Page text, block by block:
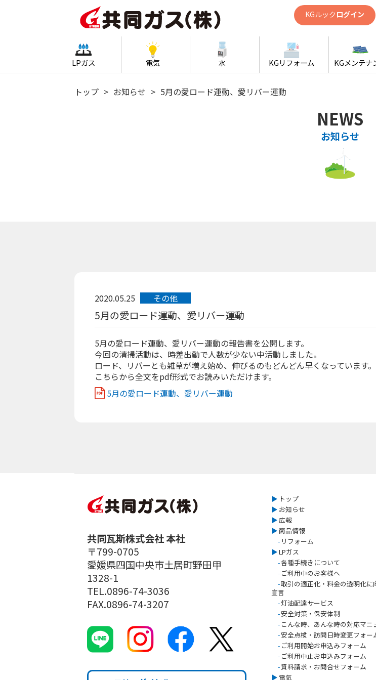
KGルック ログイン
LPガス 電気 水 KGリフォーム KGメンテナ
トップ お知らせ 5月の愛ロード運動、愛リバー運動
NEWS
お知らせ
2020.05.25 その他
5月の愛ロード運動、愛リバー運動
5月の愛ロード運動、愛リバー運動の報告書を公開します。
今回の清掃活動は、時差出勤で人数が少ない中活動しました。
ロード、リバーとも雑草が増え始め、伸びるのもどんどん早くなっています。
こちらから全文をpdf形式でお読みいただけます。
5月の愛ロード運動、愛リバー運動
共同瓦斯株式会社 本社
〒799-0705
愛媛県四国中央市土居町野田甲
1328-1
TEL.0896-74-3036
FAX.0896-74-3207
▶︎ トップ
▶︎ お知らせ
▶︎広報
▶︎ 商品情報
- リフォーム
▶︎LPガス
-各種手続きについて
- ご利用中のお客様へ
-取引の適正化・料金の透明化に
宣言
-灯油配達サービス
-安全対策・保安体制
- こんな時、あんな時の対応マニ
-安全点検・訪問日時変更フォー
- ご利用開始お申込みフォーム
- ご利用中止お申込みフォーム
-資料請求・お問合せフォーム
▶︎ 電気